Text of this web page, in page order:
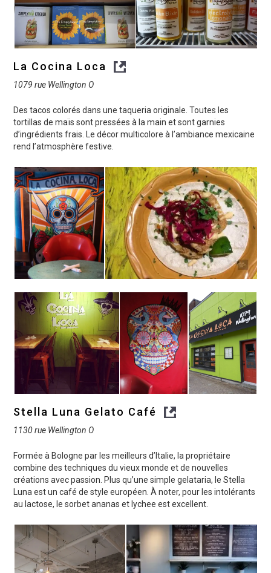
La Cocina Loca
1079 rue Wellington O
Des tacos colorés dans une taqueria originale. Toutes les
tortillas de maïs sont pressées à la main et sont garnies
d’ingrédients frais. Le décor multicolore à l’ambiance mexicaine
rend l’atmosphère festive.
Stella Luna Gelato Café
1130 rue Wellington O
Formée à Bologne par les meilleurs d’Italie, la propriétaire
combine des techniques du vieux monde et de nouvelles
créations avec passion. Plus qu’une simple gelataria, le Stella
Luna est un café de style européen. À noter, pour les intolérants
au lactose, le sorbet ananas et lychee est excellent.